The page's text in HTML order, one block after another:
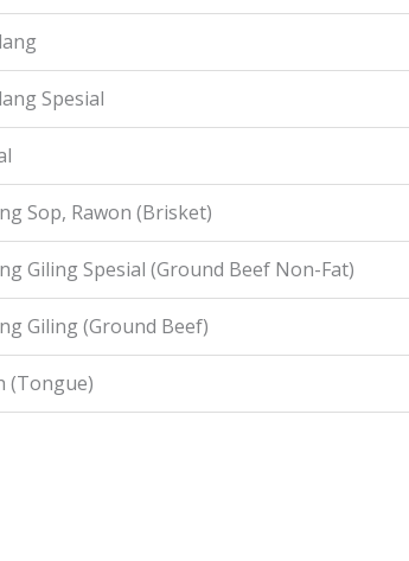
Spesial
Sop, Rawon (Brisket)
Giling Spesial (Ground Beef Non-Fat)
Giling (Ground Beef)
(Tongue)